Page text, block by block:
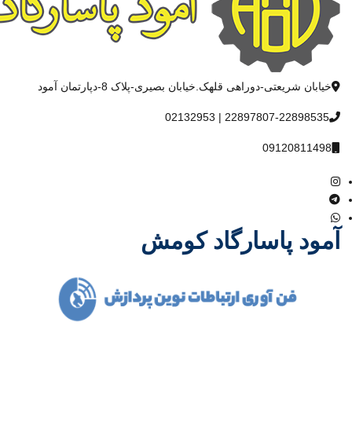
خیابان شریعتی-دوراهی قلهک.خیابان بصیری-پلاک 8-دپارتمان آمود
22897807-22898535 | 02132953
09120811498
آمود پاسارگاد کومش